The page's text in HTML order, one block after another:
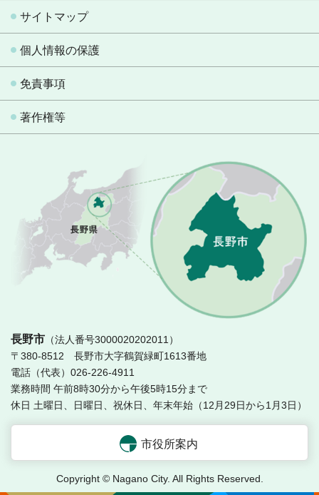
サイトマップ
個人情報の保護
免責事項
著作権等
長野市 （法人番号3000020202011）
〒380-8512 長野市大字鶴賀緑町1613番地
電話（代表）026-226-4911
業務時間 午前8時30分から午後5時15分まで
休日 土曜日、日曜日、祝休日、年末年始（12月29日から1月3日）
市役所案内
Copyright © Nagano City. All Rights Reserved.